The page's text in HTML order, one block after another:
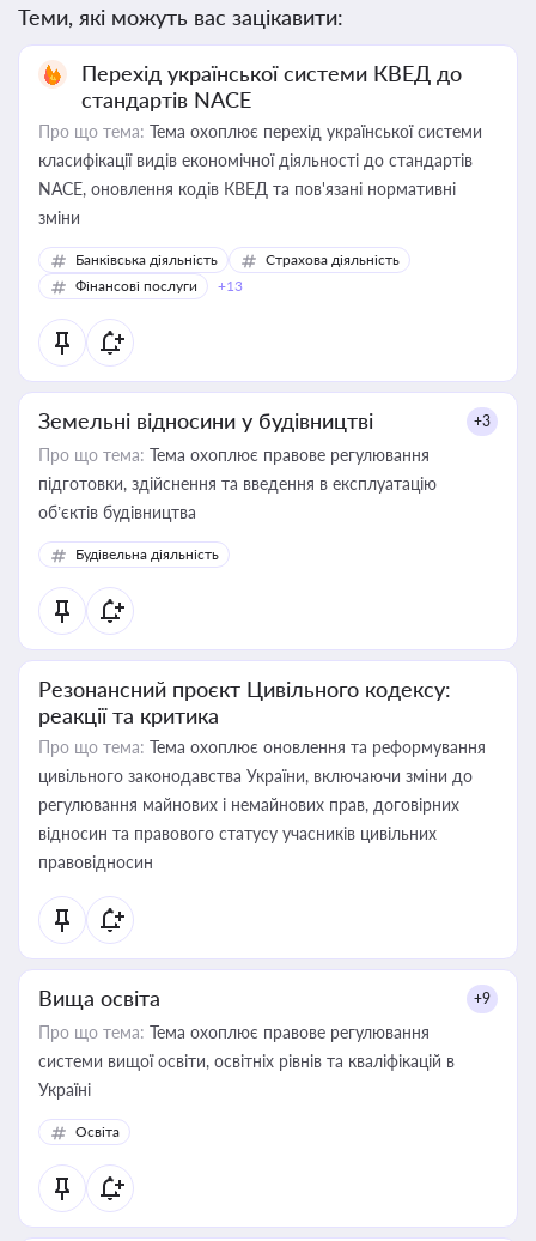
Теми, які можуть вас зацікавити:
Перехід української системи КВЕД до
стандартів NACE
Про що тема: Тема охоплює перехід української системи
класифікації видів економічної діяльності до стандартів
NACE, оновлення кодів КВЕД та пов'язані нормативні
зміни
Банківська діяльність
Страхова діяльність
Фінансові послуги
+13
Земельні відносини у будівництві +3
Про що тема: Тема охоплює правове регулювання
підготовки, здійснення та введення в експлуатацію
об’єктів будівництва
Будівельна діяльність
Резонансний проєкт Цивільного кодексу:
реакції та критика
Про що тема: Тема охоплює оновлення та реформування
цивільного законодавства України, включаючи зміни до
регулювання майнових і немайнових прав, договірних
відносин та правового статусу учасників цивільних
правовідносин
Вища освіта +9
Про що тема: Тема охоплює правове регулювання
системи вищої освіти, освітніх рівнів та кваліфікацій в
Україні
Освіта